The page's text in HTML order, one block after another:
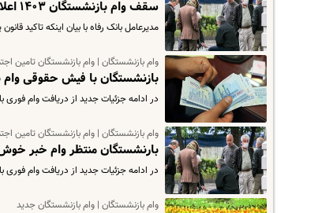
سقف وام بازنشستگان ۱۴۰۳ اعلام شد | واریزی ۳۰ میلیون تومانی برای بازنشستگان
مدیرعامل بانک رفاه با بیان اینکه تاکید
وام بازنشستگان | وام بازنشستگان تامین
بازنشستگان با فیش حقوقی وام بگیرید | وام فوری 200
در ادامه جزئیات جدید از دریافت وام فوری
وام بازنشستگان | وام بازنشستگان تامین
بارنشستگان منتظر وام خبر
در ادامه جزئیات جدید از دریافت وام فوری
وام بازنشستگان | وام بازنشستگان جدید